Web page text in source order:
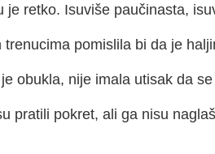
je retko. Isuviše paučinasta,
trenucima pomislila bi da je
obukla, nije imala utisak da
pratili pokret, ali ga nisu